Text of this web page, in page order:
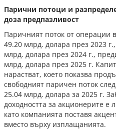
Парични потоци и
доза предпазливост
Паричният поток от операции
49.20 млрд. долара през 2023
млрд. долара през 2024 г.,
млрд. долара през 2025 г.
нарастват, което показва
свободният паричен поток
25.04 млрд. долара за 2025 г.
доходността за акционерите е
като компанията поставя
вместо върху изплащанията.